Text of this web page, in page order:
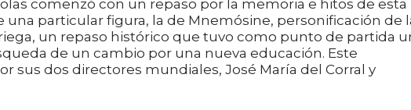
comenzó con un repaso por la memoria e hitos de esta
particular figura, la de Mnemósine, personificación de
un repaso histórico que tuvo como punto de partida
de un cambio por una nueva educación. Este
sus dos directores mundiales, José María del Corral y